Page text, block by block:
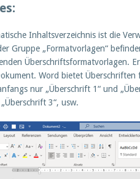
Inhaltsverzeichnis ist die
Gruppe „Formatvorlagen“
Überschriftsformatvorlagen.
Word bietet
nur „Überschrift 1“ und
3“, usw.